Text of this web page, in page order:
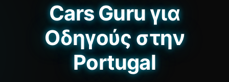
Cars Guru για
Οδηγούς στην
Portugal